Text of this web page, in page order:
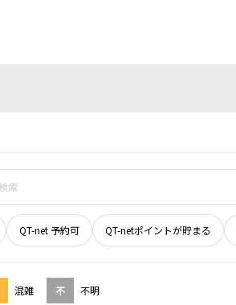
QT-net 予約可 QT-netポイントが貯まる
混雑 不 不明